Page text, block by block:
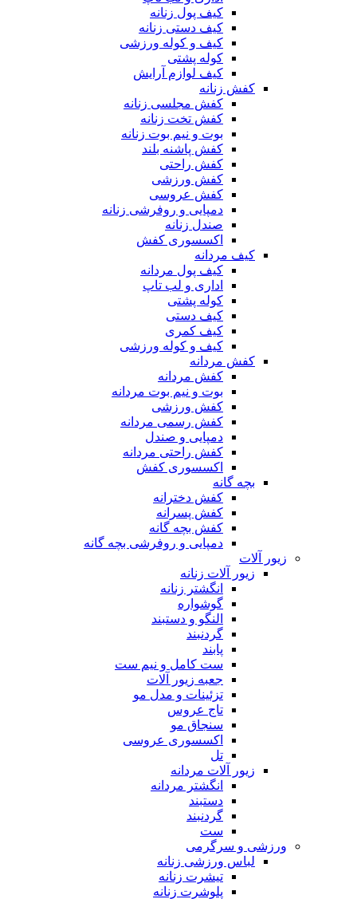
کیف پول زنانه
کیف دستی زنانه
کیف و کوله ورزشی
کوله پشتی
کیف لوازم آرایش
کفش زنانه
کفش مجلسی زنانه
کفش تخت زنانه
بوت و نیم بوت زنانه
کفش پاشنه بلند
کفش راحتی
کفش ورزشی
کفش عروسی
دمپایی و روفرشی زنانه
صندل زنانه
اکسسوری کفش
کیف مردانه
کیف پول مردانه
اداری و لب تاپ
کوله پشتی
کیف دستی
کیف کمری
کیف و کوله ورزشی
کفش مردانه
کفش مردانه
بوت و نیم بوت مردانه
کفش ورزشی
کفش رسمی مردانه
دمپایی و صندل
کفش راحتی مردانه
اکسسوری کفش
بچه گانه
کفش دخترانه
کفش پسرانه
کفش بچه گانه
دمپایی و روفرشی بچه گانه
زیور آلات
زیور آلات زنانه
انگشتر زنانه
گوشواره
النگو و دستبند
گردنبند
پابند
ست کامل و نیم ست
جعبه زیور آلات
تزئینات و مدل مو
تاج عروس
سنجاق مو
اکسسوری عروسی
تل
زیور آلات مردانه
انگشتر مردانه
دستبند
گردنبند
ست
ورزشی و سرگرمی
لباس ورزشی زنانه
تیشرت زنانه
پلوشرت زنانه